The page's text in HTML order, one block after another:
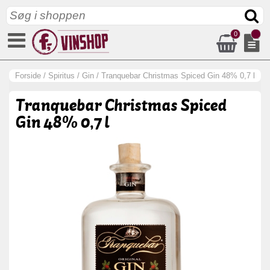
0
Forside / Spiritus / Gin / Tranquebar Christmas Spiced Gin 48% 0,7 l
Tranquebar Christmas Spiced
Gin 48% 0,7 l